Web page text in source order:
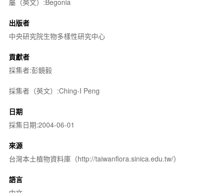
出版者
中央研究院生物多樣性研究中心
貢獻者
採集者:彭鏡毅
採集者（英文）:Ching-I Peng
日期
採集日期:2004-06-01
來源
台灣本土植物資料庫（http://taiwanflora.sinica.edu.tw/）
語言